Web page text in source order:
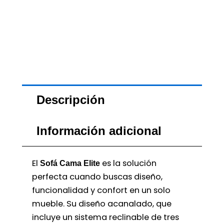
Descripción
Información adicional
El Sofá Cama Elite es la solución
perfecta cuando buscas diseño,
funcionalidad y confort en un solo
mueble. Su diseño acanalado, que
incluye un sistema reclinable de tres